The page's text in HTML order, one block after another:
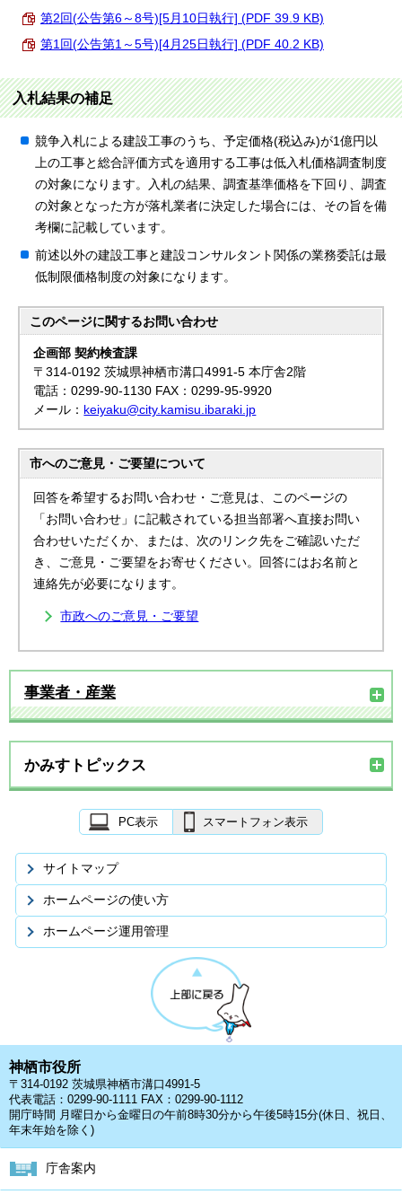
第2回(公告第6～8号)[5月10日執行] (PDF 39.9 KB)
第1回(公告第1～5号)[4月25日執行] (PDF 40.2 KB)
入札結果の補足
競争入札による建設工事のうち、予定価格(税込み)が1億円以
上の工事と総合評価方式を適用する工事は低入札価格調査制度
の対象になります。入札の結果、調査基準価格を下回り、調査
の対象となった方が落札業者に決定した場合には、その旨を備
考欄に記載しています。
前述以外の建設工事と建設コンサルタント関係の業務委託は最
低制限価格制度の対象になります。
このページに関するお問い合わせ
企画部 契約検査課
〒314-0192 茨城県神栖市溝口4991-5 本庁舎2階
電話：0299-90-1130 FAX：0299-95-9920
メール： keiyaku@city.kamisu.ibaraki.jp
市へのご意見・ご要望について
回答を希望するお問い合わせ・ご意見は、このページの
「お問い合わせ」に記載されている担当部署へ直接お問い
合わせいただくか、または、次のリンク先をご確認いただ
き、ご意見・ご要望をお寄せください。回答にはお名前と
連絡先が必要になります。
市政へのご意見・ご要望
事業者・産業
かみすトピックス
PC表示 スマートフォン表示
サイトマップ
ホームページの使い方
ホームページ運用管理
神栖市役所
〒314-0192 茨城県神栖市溝口4991-5
代表電話：0299-90-1111 FAX：0299-90-1112
開庁時間 月曜日から金曜日の午前8時30分から午後5時15分(休日、祝日、
年末年始を除く)
庁舎案内